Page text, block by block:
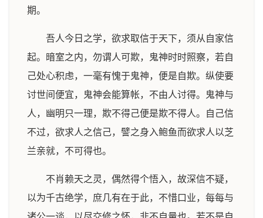
期。
吾人今日之学，欲求取信于天下，须从自家信
起。暗室之内，勿谓人可欺，鬼神时时照察，若自
己处心积虑，一毫有愧于鬼神，便是自欺。纵使要
讨世间便宜，鬼神会能算帐，不由人讨得。鬼神与
人，幽明只一理，欺不得己便是欺不得人。自己信
不过，欲求人之信己，譬之身入鲍鱼而欲求人以芝
兰亲就，不可得也。
不肖赖天之灵，偶然得个悟入，故深信不疑，
以为千古绝学，庶几有在于此，不惜口业，每每与